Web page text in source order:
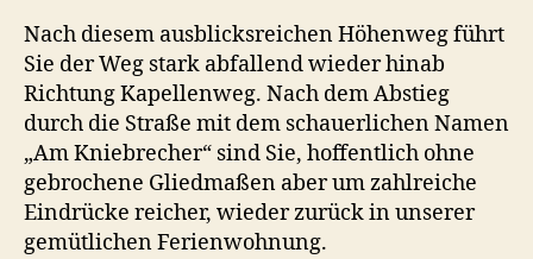
Nach diesem ausblicksreichen Höhenweg führt
Sie der Weg stark abfallend wieder hinab
Richtung Kapellenweg. Nach dem Abstieg
durch die Straße mit dem schauerlichen Namen
„Am Kniebrecher“ sind Sie, hoffentlich ohne
gebrochene Gliedmaßen aber um zahlreiche
Eindrücke reicher, wieder zurück in unserer
gemütlichen Ferienwohnung.